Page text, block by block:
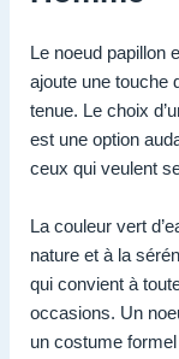
Le noeud papillon
ajoute une touche
tenue. Le choix
est une option
ceux qui veulent
La couleur vert
nature et à la
qui convient à
occasions. Un
un costume